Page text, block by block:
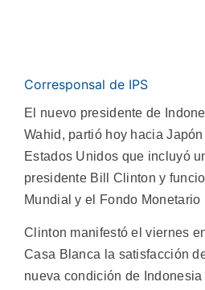
Corresponsal de IPS
El nuevo presidente de
Wahid, partió hoy hacia
Estados Unidos que incluyó
presidente Bill Clinton y
Mundial y el Fondo Monetario
Clinton manifestó el viernes
Casa Blanca la satisfacción
nueva condición de